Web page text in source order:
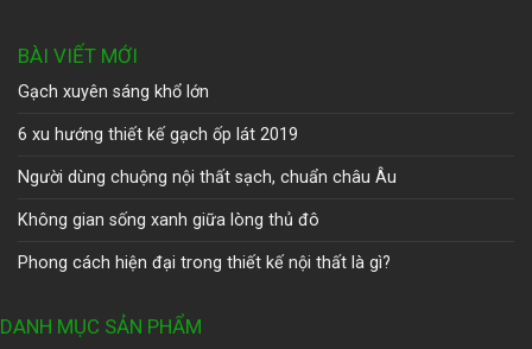
BÀI VIẾT MỚI
Gạch xuyên sáng khổ lớn
6 xu hướng thiết kế gạch ốp lát 2019
Người dùng chuộng nội thất sạch, chuẩn châu Âu
Không gian sống xanh giữa lòng thủ đô
Phong cách hiện đại trong thiết kế nội thất là gì?
DANH MỤC SẢN PHẨM